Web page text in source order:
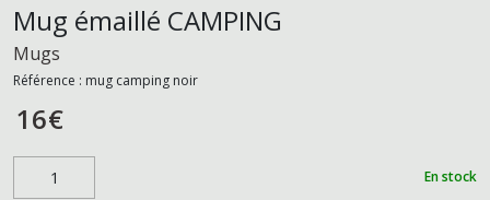
Mug émaillé CAMPING
Mugs
Référence : mug camping noir
16€
En stock